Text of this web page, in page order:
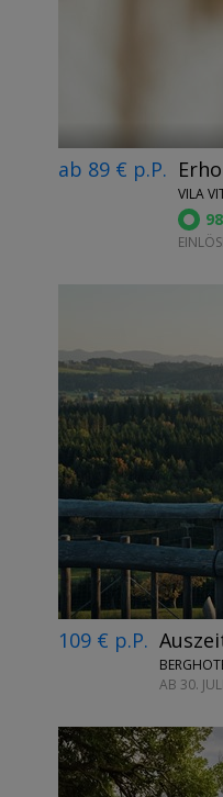
ab 89 € p.P.
VILA
←
109 € p.P.
AB 30.